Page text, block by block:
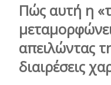
Πώς αυτή η
απειλώντας
διαιρέσεις